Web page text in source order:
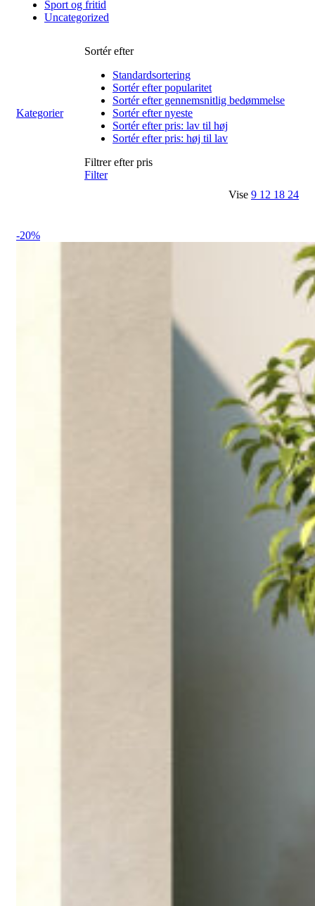
Sport og fritid
Uncategorized
Kategorier
Sortér efter
Standardsortering
Sortér efter popularitet
Sortér efter gennemsnitlig bedømmelse
Sortér efter nyeste
Sortér efter pris: lav til høj
Sortér efter pris: høj til lav
Filtrer efter pris
Filter
Vise 9 12 18 24
-20%